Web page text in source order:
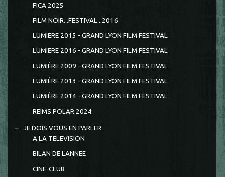
FICA 2025
FILM NOIR...FESTIVAL...2016
LUMIERE 2015 - GRAND LYON FILM FESTIVAL
LUMIERE 2016 - GRAND LYON FILM FESTIVAL
LUMIÈRE 2009 - GRAND LYON FILM FESTIVAL
LUMIÈRE 2013 - GRAND LYON FILM FESTIVAL
LUMIÈRE 2014 - GRAND LYON FILM FESTIVAL
REIMS POLAR 2024
JE DOIS VOUS EN PARLER
A LA TELEVISION
BILAN DE L'ANNEE
CINE-CLUB